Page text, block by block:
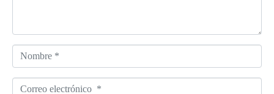
Nombre *
Correo electrónico *